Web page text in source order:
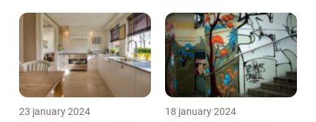
23 january 2024 18 january 2024